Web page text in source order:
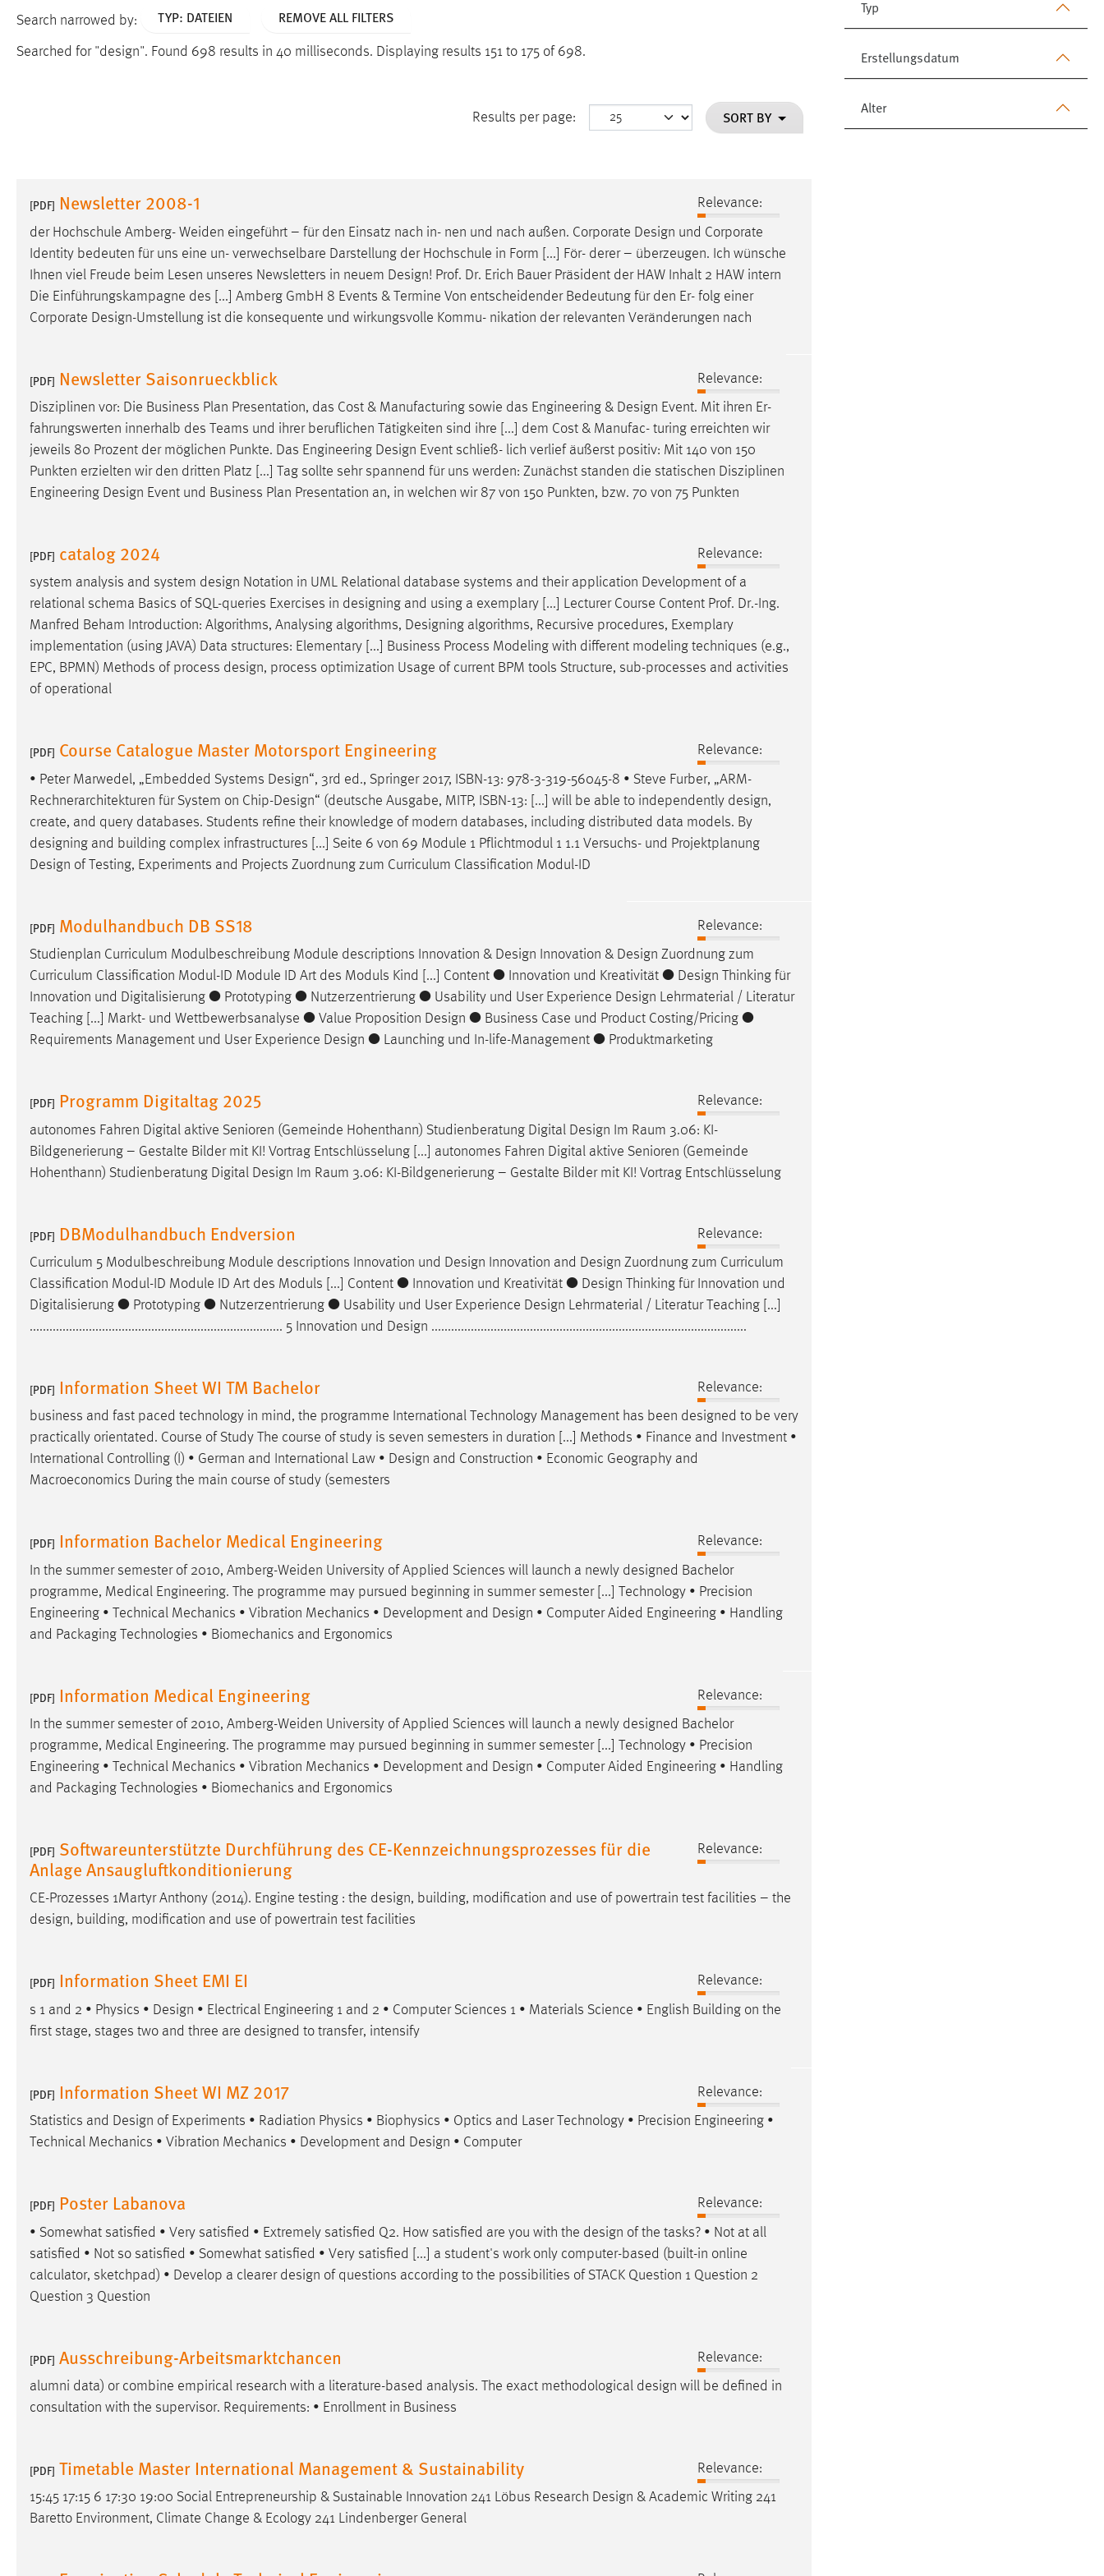
Typ
Erstellungsdatum
Alter
Search narrowed by: TYP: DATEIEN REMOVE ALL FILTERS
Searched for "design". Found 698 results in 40 milliseconds. Displaying results 151 to 175 of 698.
Results per page: SORT BY
[PDF] Newsletter 2008-1
Relevance:
der Hochschule Amberg- Weiden eingeführt – für den Einsatz nach in- nen und nach außen. Corporate Design und Corporate
Identity bedeuten für uns eine un- verwechselbare Darstellung der Hochschule in Form [...] För- derer – überzeugen. Ich wünsche
Ihnen viel Freude beim Lesen unseres Newsletters in neuem Design! Prof. Dr. Erich Bauer Präsident der HAW Inhalt 2 HAW intern
Die Einführungskampagne des [...] Amberg GmbH 8 Events & Termine Von entscheidender Bedeutung für den Er- folg einer
Corporate Design-Umstellung ist die konsequente und wirkungsvolle Kommu- nikation der relevanten Veränderungen nach
[PDF] Newsletter Saisonrueckblick
Relevance:
Disziplinen vor: Die Business Plan Presentation, das Cost & Manufacturing sowie das Engineering & Design Event. Mit ihren Er-
fahrungswerten innerhalb des Teams und ihrer beruflichen Tätigkeiten sind ihre [...] dem Cost & Manufac- turing erreichten wir
jeweils 80 Prozent der möglichen Punkte. Das Engineering Design Event schließ- lich verlief äußerst positiv: Mit 140 von 150
Punkten erzielten wir den dritten Platz [...] Tag sollte sehr spannend für uns werden: Zunächst standen die statischen Disziplinen
Engineering Design Event und Business Plan Presentation an, in welchen wir 87 von 150 Punkten, bzw. 70 von 75 Punkten
[PDF] catalog 2024
Relevance:
system analysis and system design Notation in UML Relational database systems and their application Development of a
relational schema Basics of SQL-queries Exercises in designing and using a exemplary [...] Lecturer Course Content Prof. Dr.-Ing.
Manfred Beham Introduction: Algorithms, Analysing algorithms, Designing algorithms, Recursive procedures, Exemplary
implementation (using JAVA) Data structures: Elementary [...] Business Process Modeling with different modeling techniques (e.g.,
EPC, BPMN) Methods of process design, process optimization Usage of current BPM tools Structure, sub-processes and activities
of operational
[PDF] Course Catalogue Master Motorsport Engineering
Relevance:
• Peter Marwedel, „Embedded Systems Design“, 3rd ed., Springer 2017, ISBN-13: 978-3-319-56045-8 • Steve Furber, „ARM-
Rechnerarchitekturen für System on Chip-Design“ (deutsche Ausgabe, MITP, ISBN-13: [...] will be able to independently design,
create, and query databases. Students refine their knowledge of modern databases, including distributed data models. By
designing and building complex infrastructures [...] Seite 6 von 69 Module 1 Pflichtmodul 1 1.1 Versuchs- und Projektplanung
Design of Testing, Experiments and Projects Zuordnung zum Curriculum Classification Modul-ID
[PDF] Modulhandbuch DB SS18
Relevance:
Studienplan Curriculum Modulbeschreibung Module descriptions Innovation & Design Innovation & Design Zuordnung zum
Curriculum Classification Modul-ID Module ID Art des Moduls Kind [...] Content ● Innovation und Kreativität ● Design Thinking für
Innovation und Digitalisierung ● Prototyping ● Nutzerzentrierung ● Usability und User Experience Design Lehrmaterial / Literatur
Teaching [...] Markt- und Wettbewerbsanalyse ● Value Proposition Design ● Business Case und Product Costing/Pricing ●
Requirements Management und User Experience Design ● Launching und In-life-Management ● Produktmarketing
[PDF] Programm Digitaltag 2025
Relevance:
autonomes Fahren Digital aktive Senioren (Gemeinde Hohenthann) Studienberatung Digital
Design Im Raum 3.06: KI-
Bildgenerierung – Gestalte Bilder mit KI! Vortrag Entschlüsselung [...] autonomes Fahren Digital aktive Senioren (Gemeinde
Hohenthann) Studienberatung Digital
Design Im Raum 3.06: KI-Bildgenerierung – Gestalte Bilder mit KI! Vortrag Entschlüsselung
[PDF] DBModulhandbuch Endversion
Relevance:
Curriculum 5 Modulbeschreibung Module descriptions Innovation und Design Innovation and Design Zuordnung zum Curriculum
Classification Modul-ID Module ID Art des Moduls [...] Content ● Innovation und Kreativität ● Design Thinking für Innovation und
Digitalisierung ● Prototyping ● Nutzerzentrierung ● Usability und User Experience Design Lehrmaterial / Literatur Teaching [...]
............................................................................. 5 Innovation und Design ................................................................................................
[PDF] Information Sheet WI TM Bachelor
Relevance:
business and fast paced technology in mind, the programme International Technology Management has been designed to be very
practically orientated. Course of Study The course of study is seven semesters in duration [...] Methods • Finance and Investment •
International Controlling (I) • German and International Law • Design and Construction • Economic Geography and
Macroeconomics During the main course of study (semesters
[PDF] Information Bachelor Medical Engineering
Relevance:
In the summer semester of 2010, Amberg-Weiden University of Applied Sciences will launch a newly designed Bachelor
programme, Medical Engineering. The programme may pursued beginning in summer semester [...] Technology • Precision
Engineering • Technical Mechanics • Vibration Mechanics • Development and Design • Computer Aided Engineering • Handling
and Packaging Technologies • Biomechanics and Ergonomics
[PDF] Information Medical Engineering
Relevance:
In the summer semester of 2010, Amberg-Weiden University of Applied Sciences will launch a newly designed Bachelor
programme, Medical Engineering. The programme may pursued beginning in summer semester [...] Technology • Precision
Engineering • Technical Mechanics • Vibration Mechanics • Development and Design • Computer Aided Engineering • Handling
and Packaging Technologies • Biomechanics and Ergonomics
[PDF] Softwareunterstützte Durchführung des CE-Kennzeichnungsprozesses für die
Anlage Ansaugluftkonditionierung
Relevance:
CE-Prozesses 1Martyr Anthony (2014). Engine testing : the design, building, modification and use of powertrain test facilities – the
design, building, modification and use of powertrain test facilities
[PDF] Information Sheet EMI EI
Relevance:
s 1 and 2 • Physics • Design • Electrical Engineering 1 and 2 • Computer Sciences 1 • Materials Science • English Building on the
first stage, stages two and three are designed to transfer, intensify
[PDF] Information Sheet WI MZ 2017
Relevance:
Statistics and Design of Experiments • Radiation Physics • Biophysics • Optics and Laser Technology • Precision Engineering •
Technical Mechanics • Vibration Mechanics • Development and Design • Computer
[PDF] Poster Labanova
Relevance:
• Somewhat satisfied • Very satisfied • Extremely satisfied Q2. How satisfied are you with the design of the tasks? • Not at all
satisfied • Not so satisfied • Somewhat satisfied • Very satisfied [...] a student's work only computer-based (built-in online
calculator, sketchpad) • Develop a clearer design of questions according to the possibilities of STACK Question 1 Question 2
Question 3 Question
[PDF] Ausschreibung-Arbeitsmarktchancen
Relevance:
alumni data) or combine empirical research with a literature-based analysis. The exact methodological design will be defined in
consultation with the supervisor. Requirements: • Enrollment in Business
[PDF] Timetable Master International Management & Sustainability
Relevance:
15:45 17:15 6 17:30 19:00 Social Entrepreneurship & Sustainable Innovation 241 Löbus Research Design & Academic Writing 241
Baretto Environment, Climate Change & Ecology 241 Lindenberger General